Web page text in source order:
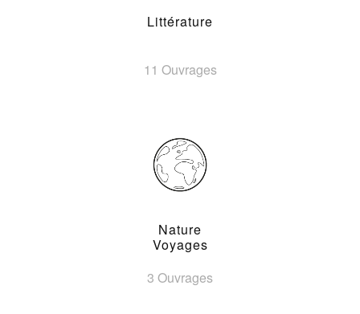
Littérature
11 Ouvrages
Nature
Voyages
3 Ouvrages